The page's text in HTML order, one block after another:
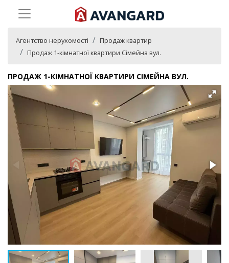
Агентство нерухомості
Продаж квартир
Продаж 1-кімнатної квартири Сімейна вул.
ПРОДАЖ 1-КІМНАТНОЇ КВАРТИРИ СІМЕЙНА ВУЛ.